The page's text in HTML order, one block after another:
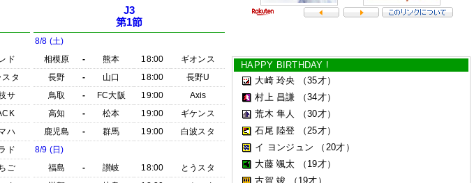
ド
スタ
サ
ハ
ド
ご
J3
第1節
8/8 (土)
相模原
- 熊本 18:00
ギオンス
長野
- 山口 18:00
長野U
鳥取
- FC大阪 19:00
Axis
高知
- 松本 19:00
ギケンス
鹿児島
- 群馬 19:00
白波スタ
8/9 (日)
福島
- 讃岐 18:00
とうスタ
HAPPY BIRTHDAY !
大崎 玲央
（35才）
村上 昌謙
（34才）
荒木 隼人
（30才）
石尾 陸登
（25才）
イ ヨンジュン
（20才）
大藤 颯太
（19才）
古賀 竣
（19才）